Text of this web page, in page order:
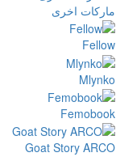
ماركات اخرى
Fellow
Mlynko
Femobook
Goat Story ARCO